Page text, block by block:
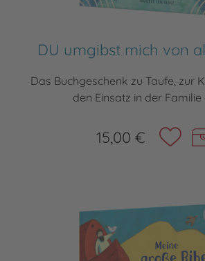
DU umgibst mich von
Das Buchgeschenk zu Taufe, zur
den Einsatz in der Familie
15,00 €